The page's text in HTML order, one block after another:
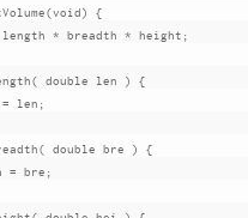
(void)
{
length * breadth * height ;
( double len )
{
= len ;
( double bre )
{
= bre ;